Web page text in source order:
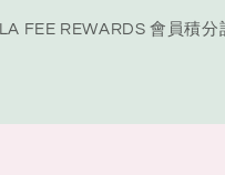
LA FEE REWARDS 會員積分